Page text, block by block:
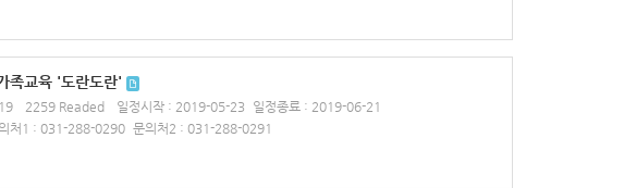
족교육 '도란도란'
2259 Readed 일정시작 : 2019-05-23
일정종료 : 2019-06-21
처1 : 031-288-0290 문의처2 : 031-288-0291